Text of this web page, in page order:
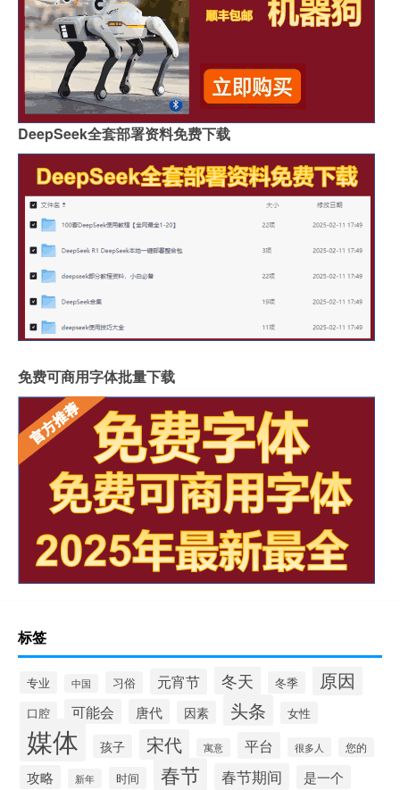
DeepSeek全套部署资料免费下载
免费可商用字体批量下载
标签
专业 中国 习俗 元宵节 冬天 冬季 原因
口腔 可能会 唐代 因素 头条 女性
媒体 孩子 宋代 寓意 平台 很多人 您的
攻略 新年 时间 春节 春节期间 是一个